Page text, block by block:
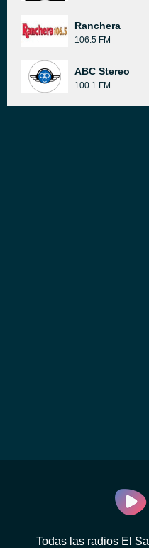
Ranchera
106.5 FM
ABC Stereo
100.1 FM
Todas las radios El